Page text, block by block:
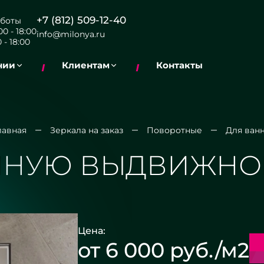
- 18:00
- 18:00
+7 (812) 509-12-40
info@milonya.ru
Клиентам Контакты
Зеркала на заказ Поворотные Для
Цена:
от 6 000 руб./м2